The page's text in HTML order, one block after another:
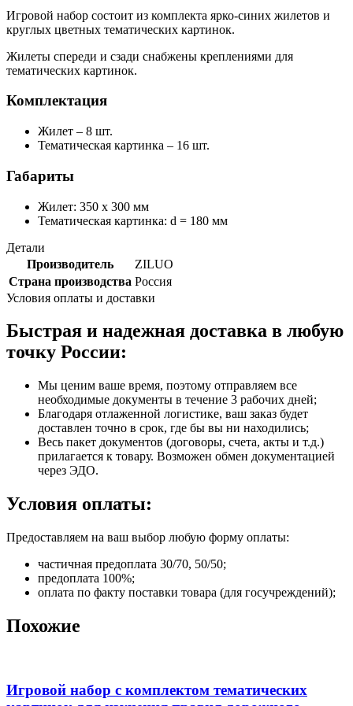
Игровой набор состоит из комплекта ярко-синих жилетов и
круглых цветных тематических картинок.
Жилеты спереди и сзади снабжены креплениями для
тематических картинок.
Комплектация
Жилет – 8 шт.
Тематическая картинка – 16 шт.
Габариты
Жилет: 350 х 300 мм
Тематическая картинка: d = 180 мм
Детали
Производитель
ZILUO
Страна производства Россия
Условия оплаты и доставки
Быстрая и надежная доставка в любую
точку России:
Мы ценим ваше время, поэтому отправляем все
необходимые документы в течение 3 рабочих дней;
Благодаря отлаженной логистике, ваш заказ будет
доставлен точно в срок, где бы вы ни находились;
Весь пакет документов (договоры, счета, акты и т.д.)
прилагается к товару. Возможен обмен документацией
через ЭДО.
Условия оплаты:
Предоставляем на ваш выбор любую форму оплаты:
частичная предоплата 30/70, 50/50;
предоплата 100%;
оплата по факту поставки товара (для госучреждений);
Похожие
Игровой набор с комплектом тематических